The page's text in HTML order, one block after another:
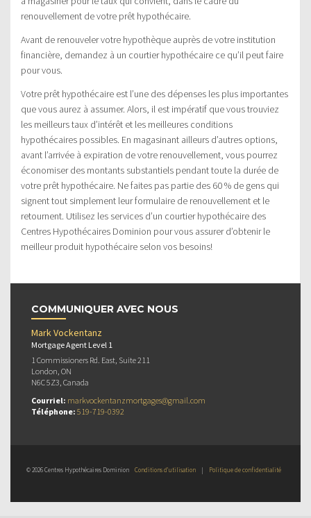
renouvellement de votre prêt hypothécaire.
Avant de renouveler votre hypothèque auprès de votre institution
financière, demandez à un courtier hypothécaire ce qu’il peut faire
pour vous.
Votre prêt hypothécaire est l’une des dépenses les plus importantes
que vous aurez à assumer. Alors, il est impératif que vous trouviez
les meilleurs taux d’intérêt et les meilleures conditions
hypothécaires possibles. En magasinant ailleurs d’autres options,
avant l’arrivée à expiration de votre renouvellement, vous pourrez
économiser des montants substantiels pendant toute la durée de
votre prêt hypothécaire. Ne faites pas partie des 60 % de gens qui
signent tout simplement leur formulaire de renouvellement et le
retournent. Utilisez les services d’un courtier hypothécaire des
Centres Hypothécaires Dominion pour vous assurer d’obtenir le
meilleur produit hypothécaire selon vos besoins!
COMMUNIQUER AVEC NOUS
Mark Vockentanz
Mortgage Agent Level 1
1 Commissioners Rd. East, Suite 211
London, ON
N6C 5Z3, Canada
Courriel: markvockentanzmortgages@gmail.com
Téléphone: 519-719-0392
© 2026 Centres Hypothécaires Dominion Conditions d’utilisation | Politique de confidentialité